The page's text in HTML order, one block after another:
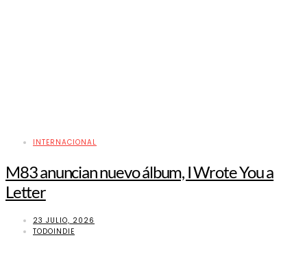
INTERNACIONAL
M83 anuncian nuevo álbum, I Wrote You a
Letter
23 JULIO, 2026
TODOINDIE